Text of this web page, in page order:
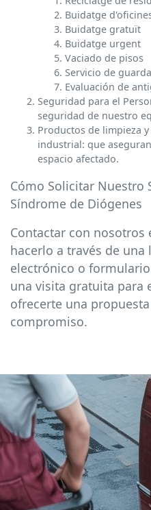
Buidatge
Buidatge gratuït
Buidatge urgent
Vaciado de pisos
Servicio de
Evaluación de
Seguridad para el
seguridad de nuestro
Productos de limpieza
industrial: que
espacio afectado.
Cómo Solicitar Nuestro
Síndrome de Diógenes
Contactar con nosotros
hacerlo a través de una
electrónico o
una visita gratuita para
ofrecerte una
compromiso.